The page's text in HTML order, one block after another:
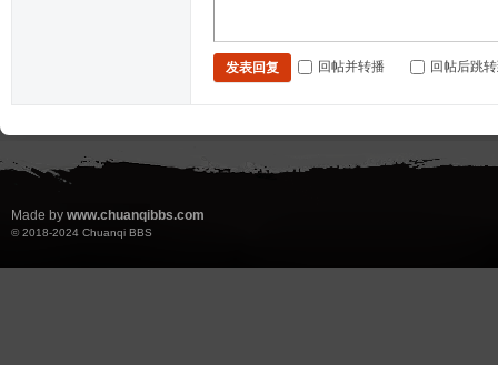
发表回复 回帖并转播 回帖后跳
Made by www.chuanqibbs.com
© 2018-2024 Chuanqi BBS